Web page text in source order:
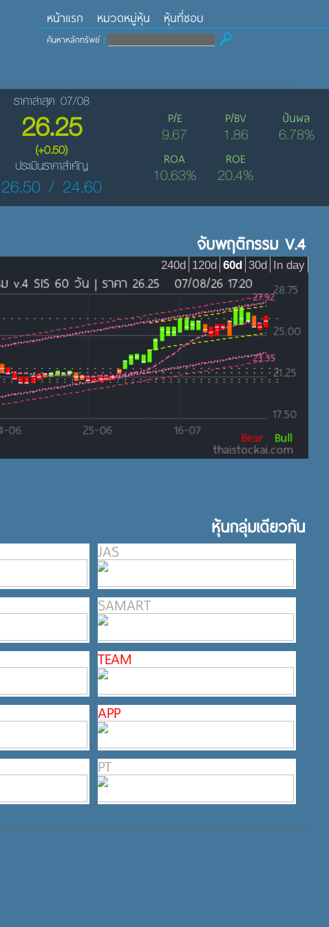
หน้าแรก หมวดหมู่หุ้น หุ้นที่ชอบ
ค้นหาหลักทรัพย์ :
ราคาล่าสุด 07/08
26.25
(+0.50)
ประเมินราคาสำคัญ
26.50 / 24.60
P/E
9.67
P/BV
1.86
ปันผล
6.78%
ROA
10.63%
ROE
20.4%
จับพฤติกรรม V.4
In day
30d
60d
120d
240d
หุ้นกลุ่มเดียวกัน
JAS
SAMART
TEAM
APP
PT